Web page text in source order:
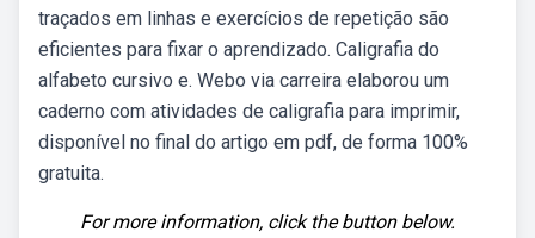
traçados em linhas e exercícios de repetição são
eficientes para fixar o aprendizado. Caligrafia do
alfabeto cursivo e. Webo via carreira elaborou um
caderno com atividades de caligrafia para imprimir,
disponível no final do artigo em pdf, de forma 100%
gratuita.
For more information, click the button below.